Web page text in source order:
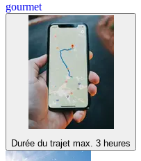
gourmet
Durée du trajet max. 3 heures